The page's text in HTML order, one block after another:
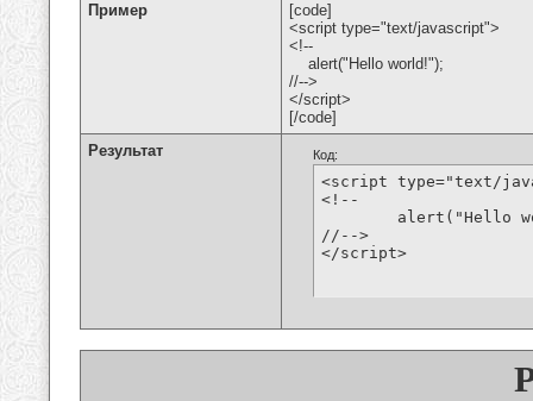
Пример
[code]
<script type="text/javascript">
<!--
alert("Hello world!");
//-->
</script>
[/code]
Результат
Код:
<script type="text/
<!--
//-->
</script>